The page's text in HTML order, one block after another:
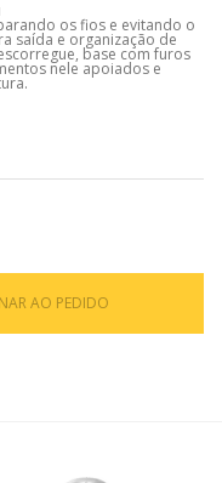
os fios e evitando o
saída e organização de
base com furos
nele apoiados e
AO PEDIDO